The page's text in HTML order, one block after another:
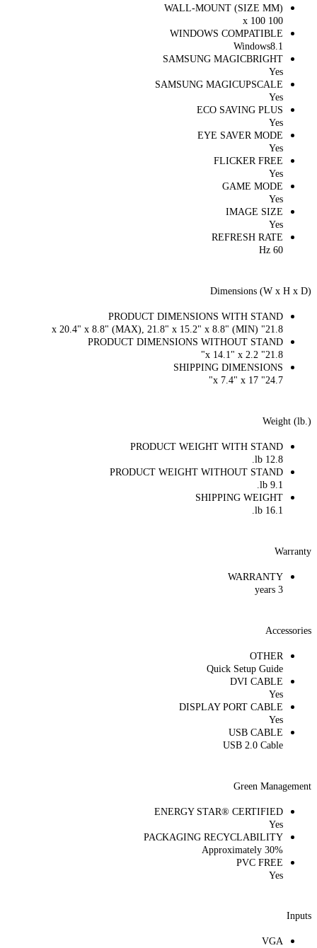
WALL-MOUNT (SIZE MM)
100 x 100
WINDOWS COMPATIBLE
Windows8.1
SAMSUNG MAGICBRIGHT
Yes
SAMSUNG MAGICUPSCALE
Yes
ECO SAVING PLUS
Yes
EYE SAVER MODE
Yes
FLICKER FREE
Yes
GAME MODE
Yes
IMAGE SIZE
Yes
REFRESH RATE
60 Hz
Dimensions (W x H x D)
PRODUCT DIMENSIONS WITH STAND
21.8" x 20.4" x 8.8" (MAX), 21.8" x 15.2" x 8.8" (MIN)
PRODUCT DIMENSIONS WITHOUT STAND
21.8" x 14.1" x 2.2"
SHIPPING DIMENSIONS
24.7" x 7.4" x 17"
Weight (lb.)
PRODUCT WEIGHT WITH STAND
12.8 lb.
PRODUCT WEIGHT WITHOUT STAND
9.1 lb.
SHIPPING WEIGHT
16.1 lb.
Warranty
WARRANTY
3 years
Accessories
OTHER
Quick Setup Guide
DVI CABLE
Yes
DISPLAY PORT CABLE
Yes
USB CABLE
USB 2.0 Cable
Green Management
ENERGY STAR® CERTIFIED
Yes
PACKAGING RECYCLABILITY
Approximately 30%
PVC FREE
Yes
Inputs
VGA